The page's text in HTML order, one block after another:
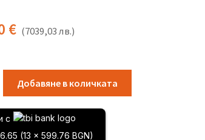
€ (7039,03лв.)
Добавяне в количката
с
(13 x 599.76 BGN)